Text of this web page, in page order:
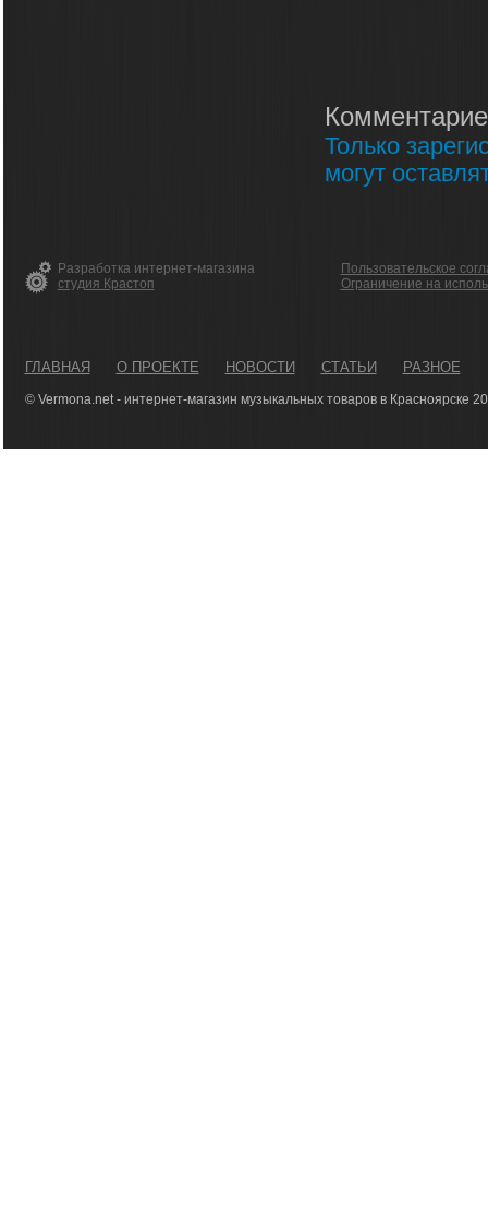
Только
могут
Разработка интернет-магазина
студия Крастоп
Пользовательское
Ограничение на
ГЛАВНАЯ О ПРОЕКТЕ НОВОСТИ СТАТЬИ РАЗНОЕ
© Vermona.net - интернет-магазин музыкальных товаров в Красноярске